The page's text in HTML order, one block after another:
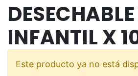
INFANTIL X
Este producto ya no está